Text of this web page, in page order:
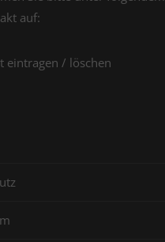
auf:
eintragen / löschen